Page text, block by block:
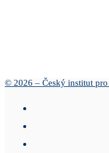
© 2026 – Český institut